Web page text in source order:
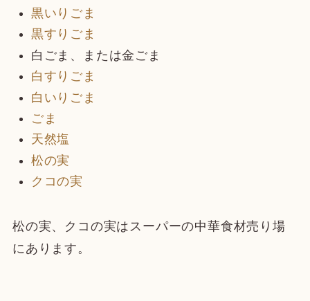
黒いりごま
黒すりごま
白ごま、または金ごま
白すりごま
白いりごま
ごま
天然塩
松の実
クコの実
松の実、クコの実はスーパーの中華食材売り場
にあります。